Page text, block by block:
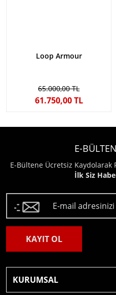
Loop Armour
65.000,00 TL
61.750,00 TL
E-
E-Bültene Ücretsiz Kaydolarak
İlk Siz
KAYIT OL
KURUMSAL